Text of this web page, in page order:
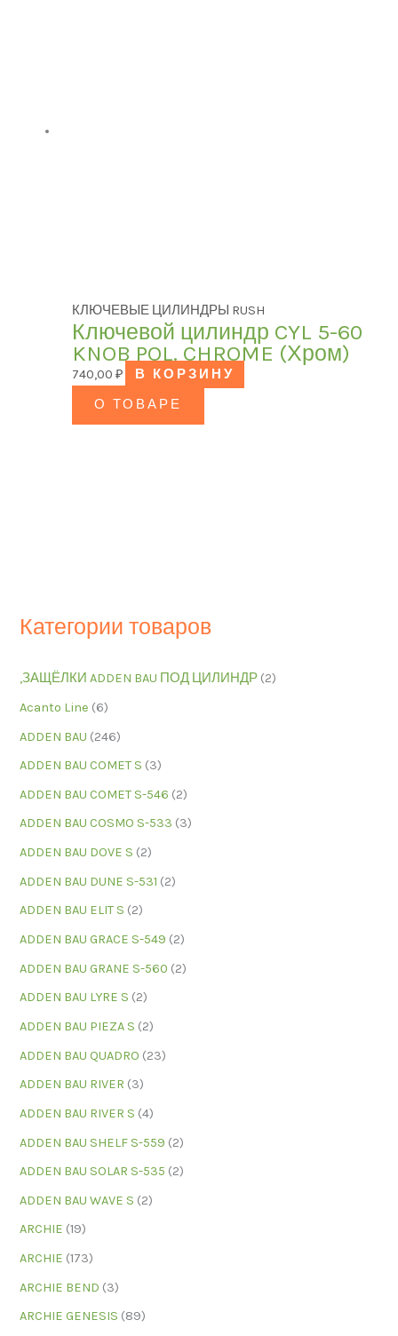
Категории товаров
,ЗАЩЁЛКИ ADDEN BAU ПОД ЦИЛИНДР (2)
Acanto Line (6)
ADDEN BAU (246)
ADDEN BAU COMET S (3)
ADDEN BAU COMET S-546 (2)
ADDEN BAU COSMO S-533 (3)
ADDEN BAU DOVE S (2)
ADDEN BAU DUNE S-531 (2)
ADDEN BAU ELIT S (2)
ADDEN BAU GRACE S-549 (2)
ADDEN BAU GRANE S-560 (2)
ADDEN BAU LYRE S (2)
ADDEN BAU PIEZA S (2)
ADDEN BAU QUADRO (23)
ADDEN BAU RIVER (3)
ADDEN BAU RIVER S (4)
ADDEN BAU SHELF S-559 (2)
ADDEN BAU SOLAR S-535 (2)
ADDEN BAU WAVE S (2)
ARCHIE (19)
ARCHIE (173)
ARCHIE BEND (3)
ARCHIE GENESIS (89)
КЛЮЧЕВЫЕ ЦИЛИНДРЫ RUSH
Ключевой цилиндр CYL 5-60
KNOB POL. CHROME (Хром)
740,00 ₽
В КОРЗИНУ
О ТОВАРЕ